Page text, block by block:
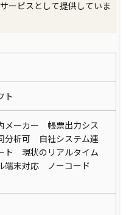
ービスとして提供していま
ト
ーカー 帳票出力シス
分析可 自社システム連
現状のリアルタイム
端末対応 ノーコード